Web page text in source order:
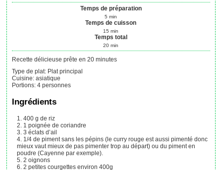
Temps de préparation
5 min
Temps de cuisson
15 min
Temps total
20 min
Recette délicieuse prête en 20 minutes
Type de plat: Plat principal
Cuisine: asiatique
Portions:4 personnes
Ingrédients
400 g de riz
1 poignée de coriandre
3 éclats d’ail
1/4 de piment sans les pépins (le curry rouge est aussi pimenté donc
mieux vaut mieux de pas pimenter trop au départ) ou du piment en
poudre (Cayenne par exemple).
2 oignons
2 petites courgettesenviron 400g